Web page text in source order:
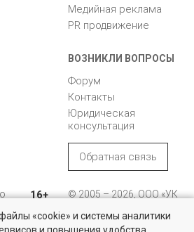
Медийная реклама
PR продвижение
ВОЗНИКЛИ ВОПРОСЫ
Форум
Контакты
Юридическая
консультация
Обратная связь
16+
© 2005 – 2026, ООО «УК
196105, Санкт-
«cookie» и системы аналитики